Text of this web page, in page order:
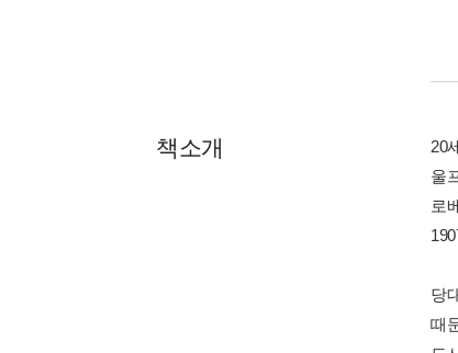
책소개
20
울
로
당
때